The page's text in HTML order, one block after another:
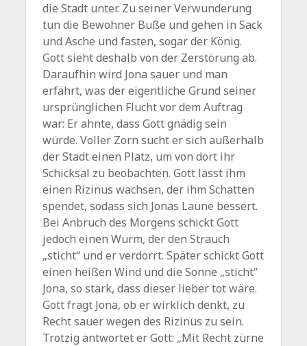
die Stadt unter. Zu seiner Verwunderung
tun die Bewohner Buße und gehen in Sack
und Asche und fasten, sogar der König.
Gott sieht deshalb von der Zerstörung ab.
Daraufhin wird Jona sauer und man
erfährt, was der eigentliche Grund seiner
ursprünglichen Flucht vor dem Auftrag
war: Er ahnte, dass Gott gnädig sein
würde. Voller Zorn sucht er sich außerhalb
der Stadt einen Platz, um von dort ihr
Schicksal zu beobachten. Gott lässt ihm
einen Rizinus wachsen, der ihm Schatten
spendet, sodass sich Jonas Laune bessert.
Bei Anbruch des Morgens schickt Gott
jedoch einen Wurm, der den Strauch
„sticht“ und er verdorrt. Später schickt Gott
einen heißen Wind und die Sonne „sticht“
Jona, so stark, dass dieser lieber tot wäre.
Gott fragt Jona, ob er wirklich denkt, zu
Recht sauer wegen des Rizinus zu sein.
Trotzig antwortet er Gott: „Mit Recht zürne